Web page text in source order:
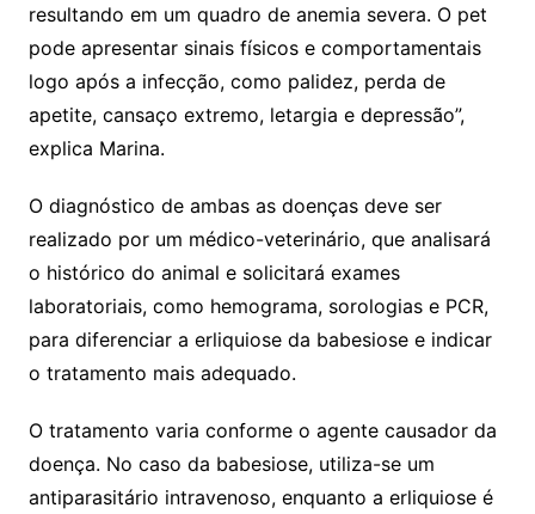
resultando em um quadro de anemia severa. O pet
pode apresentar sinais físicos e comportamentais
logo após a infecção, como palidez, perda de
apetite, cansaço extremo, letargia e depressão”,
explica Marina.
O diagnóstico de ambas as doenças deve ser
realizado por um médico-veterinário, que analisará
o histórico do animal e solicitará exames
laboratoriais, como hemograma, sorologias e PCR,
para diferenciar a erliquiose da babesiose e indicar
o tratamento mais adequado.
O tratamento varia conforme o agente causador da
doença. No caso da babesiose, utiliza-se um
antiparasitário intravenoso, enquanto a erliquiose é